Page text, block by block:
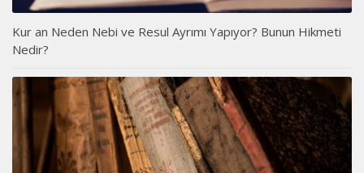
Kur an Neden Nebi ve Resul Ayrımı Yapıyor? Bunun Hikmeti
Nedir?